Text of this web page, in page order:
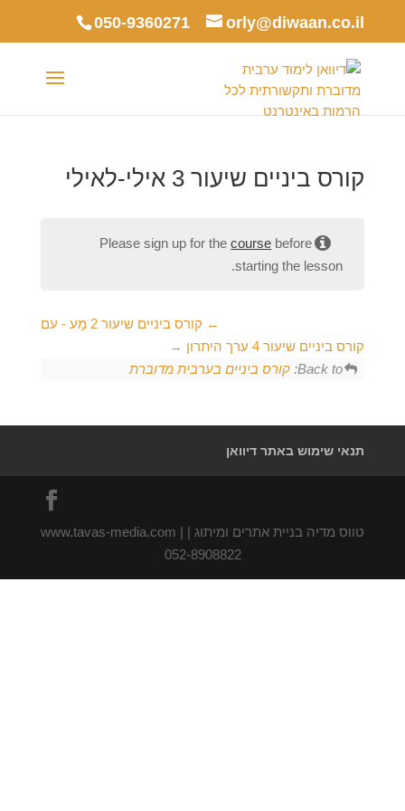
050-9360271 orly@diwaan.co.il
קורס ביניים שיעור 3 אילי-לאילי
Please sign up for thecourse before
starting the lesson.
קורס ביניים שיעור 2 מָע - עם
קורס ביניים שיעור 4 ערך היתרון
Back to: קורס ביניים בערבית מדוברת
תנאי שימוש באתר דיוואן
טווס מדיה בניית אתרים ומיתוג | www.tavas-media.com |
052-8908822